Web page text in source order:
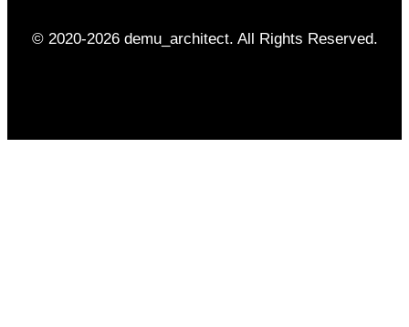
© 2020-2026 demu_architect. All Rights Reserved.